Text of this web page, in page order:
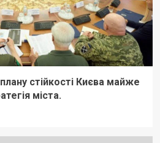
стійкості Києва майже
міста.